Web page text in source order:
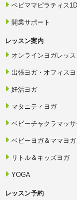
信環境、機器の不
この場合は、第10
護、仕事その他受
習を中断または再
5．教材に破損、
とを確認した場合
6．不良品の交換
は、現物の到着お
合、受講者は当協
当協会へ送付する
円で交換品を発送
器、ソフトウェア
9．教材、テキス
ベビママピラティス
開業サポート
レッスン案内
オンラインヨガレッス
出張ヨガ・オフィス
妊活ヨガ
マタニティヨガ
ベビーチャクラマッサ
ベビーヨガ＆ママヨガ
リトル＆キッズヨガ
YOGA
レッスン予約